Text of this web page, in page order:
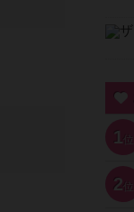
1 位
2 位